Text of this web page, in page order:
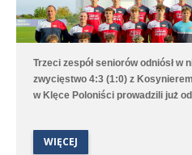
Trzeci zespół seniorów odniósł w
zwycięstwo 4:3 (1:0) z
w Klęce Poloniści prowadzili już
Oleksii Steblin oraz Mikołaj
WIĘCEJ